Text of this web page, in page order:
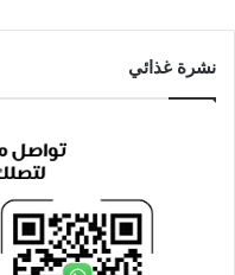
نشرة غذائي